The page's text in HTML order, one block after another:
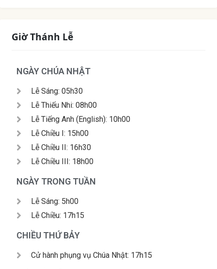
Giờ Thánh Lễ
NGÀY CHÚA NHẬT
Lễ Sáng: 05h30
Lễ Thiếu Nhi: 08h00
Lễ Tiếng Anh (English): 10h00
Lễ Chiều I: 15h00
Lễ Chiều II: 16h30
Lễ Chiều III: 18h00
NGÀY TRONG TUẦN
Lễ Sáng: 5h00
Lễ Chiều: 17h15
CHIỀU THỨ BẢY
Cử hành phụng vụ Chúa Nhật: 17h15